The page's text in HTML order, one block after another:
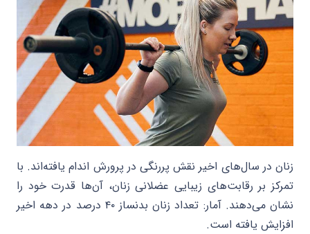
زنان در سال‌های اخیر نقش پررنگی در پرورش اندام یافته‌اند. با
تمرکز بر رقابت‌های زیبایی عضلانی زنان، آن‌ها قدرت خود را
نشان می‌دهند. آمار: تعداد زنان بدنساز ۴۰ درصد در دهه اخیر
افزایش یافته است.